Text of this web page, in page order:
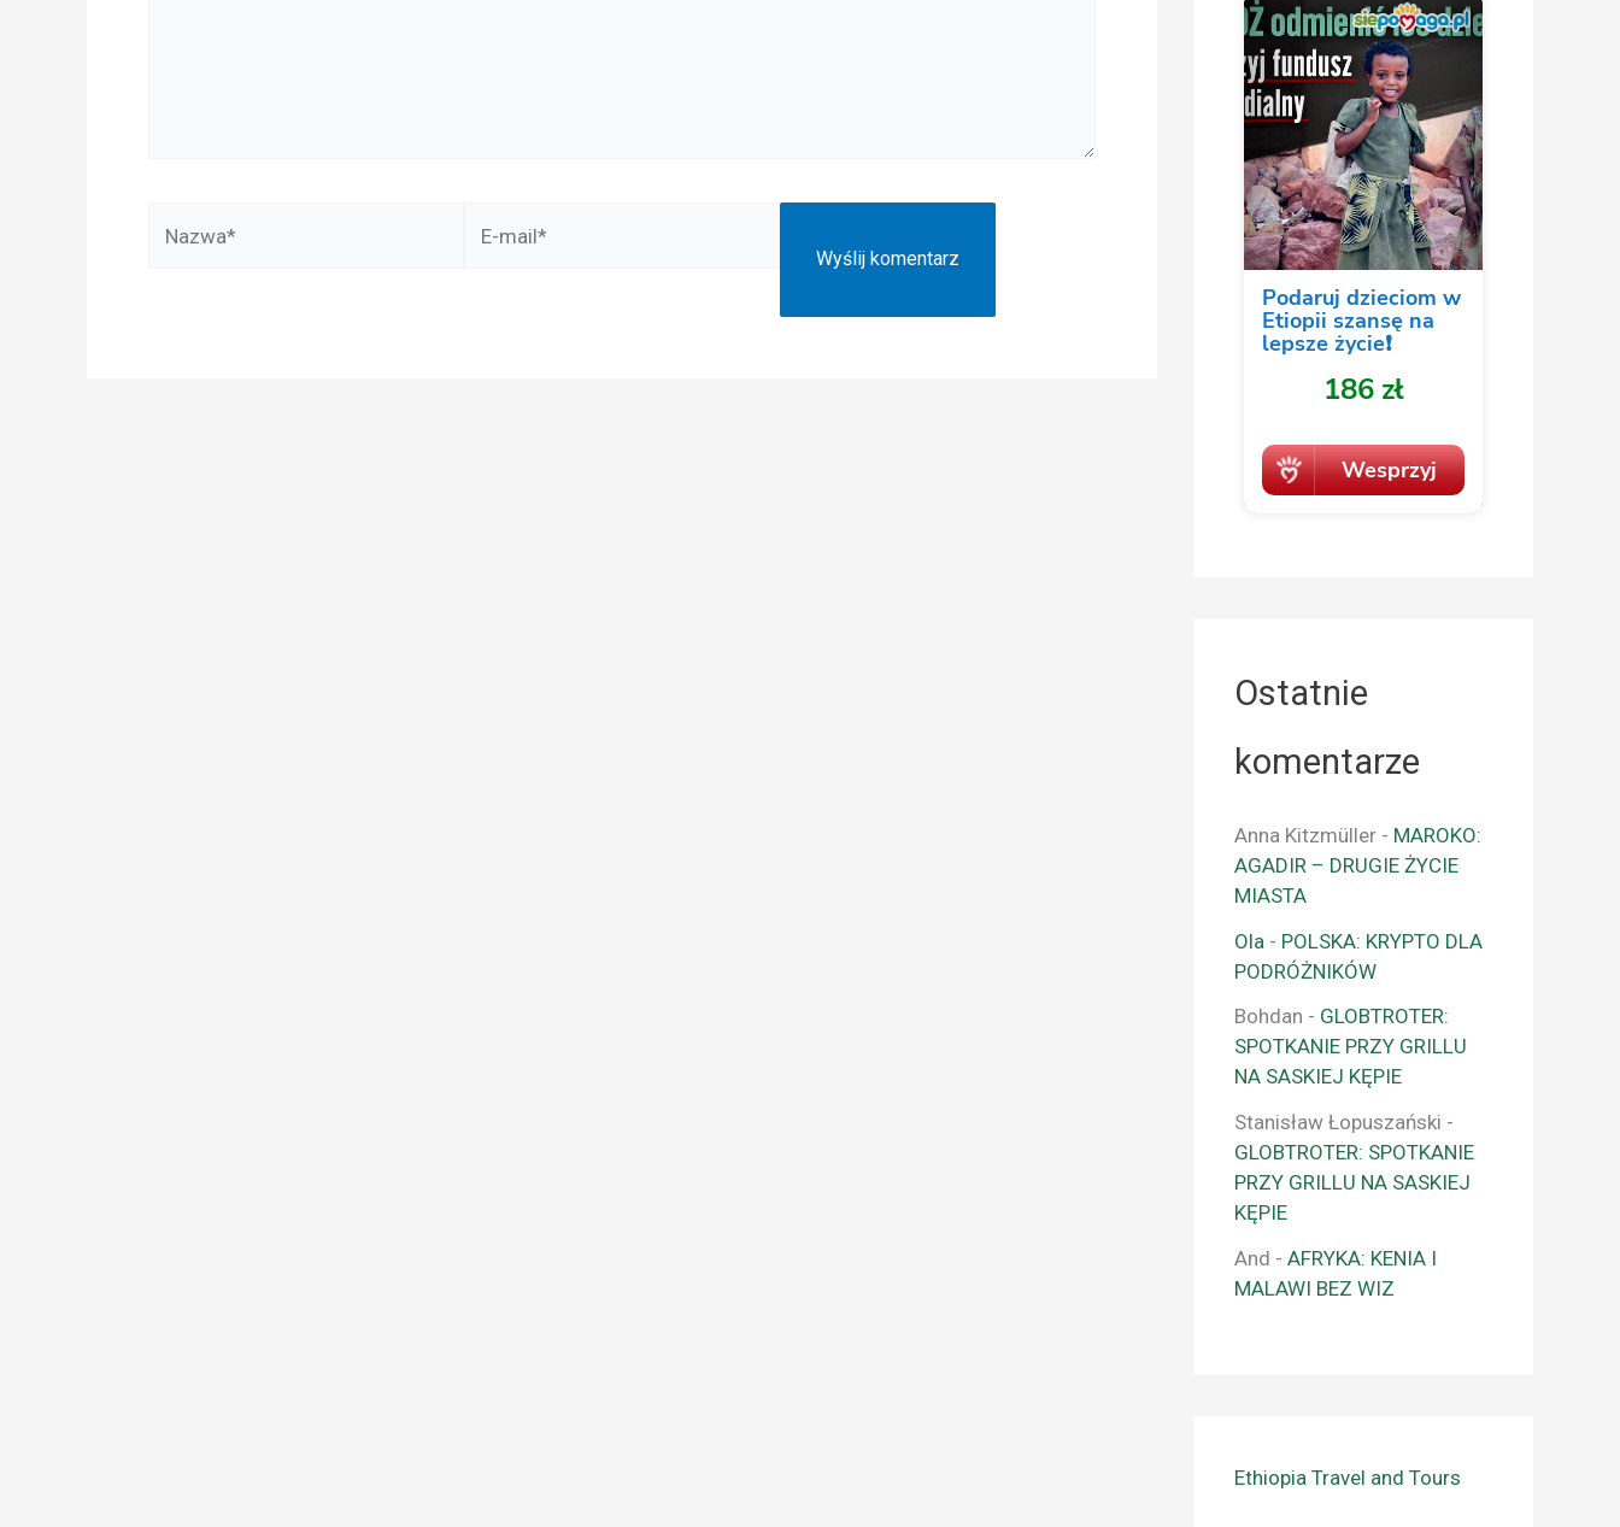
mail*
Ostatnie
komentarze
Anna Kitzmüller - MAROKO:
AGADIR – DRUGIE ŻYCIE
MIASTA
Ola - POLSKA: KRYPTO DLA
PODRÓŻNIKÓW
Bohdan - GLOBTROTER:
SPOTKANIE PRZY GRILLU
NA SASKIEJ KĘPIE
Stanisław Łopuszański -
GLOBTROTER: SPOTKANIE
PRZY GRILLU NA SASKIEJ
KĘPIE
And - AFRYKA: KENIA I
MALAWI BEZ WIZ
Ethiopia Travel and Tours